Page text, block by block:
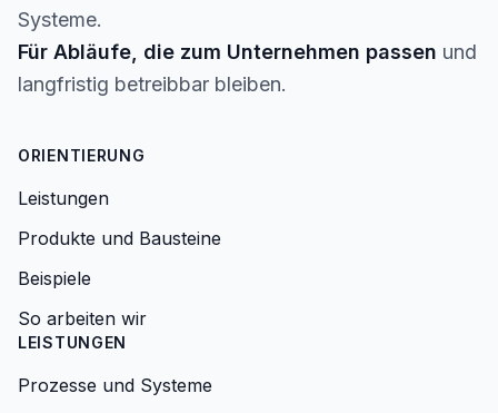
Systeme.
Für Abläufe, die zum Unternehmen passen und
langfristig betreibbar bleiben.
ORIENTIERUNG
Leistungen
Produkte und Bausteine
Beispiele
So arbeiten wir
LEISTUNGEN
Prozesse und Systeme